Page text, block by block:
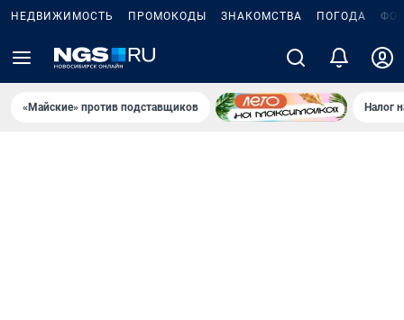
НЕДВИЖИМОСТЬ ПРОМОКОДЫ ЗНАКОМСТВА ПОГОДА
«Майские» против подставщиков Налог